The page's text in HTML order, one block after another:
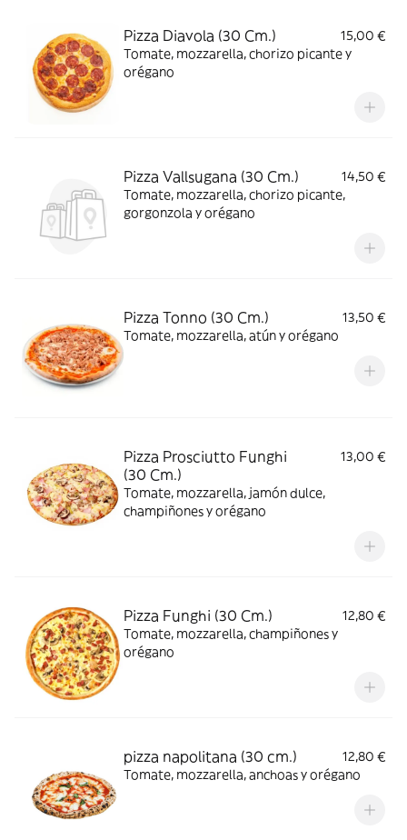
Pizza Diavola (30 Cm.)
15,00 €
Tomate, mozzarella, chorizo picante y
orégano
Pizza Vallsugana (30 Cm.)
14,50 €
Tomate, mozzarella, chorizo picante,
gorgonzola y orégano
Pizza Tonno (30 Cm.)
13,50 €
Tomate, mozzarella, atún y orégano
Pizza Prosciutto Funghi
(30 Cm.)
13,00 €
Tomate, mozzarella, jamón dulce,
champiñones y orégano
Pizza Funghi (30 Cm.)
12,80 €
Tomate, mozzarella, champiñones y
orégano
pizza napolitana (30 cm.)
12,80 €
Tomate, mozzarella, anchoas y orégano